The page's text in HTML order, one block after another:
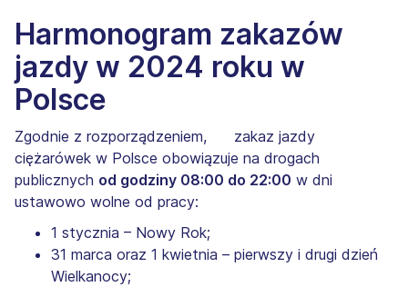
Harmonogram zakazów
jazdy w 2024 roku w
Polsce
Zgodnie z rozporządzeniem, zakaz jazdy
ciężarówek w Polsce obowiązuje na drogach
publicznych od godziny 08:00 do 22:00 w dni
ustawowo wolne od pracy:
1 stycznia – Nowy Rok;
31 marca oraz 1 kwietnia – pierwszy i drugi dzień
Wielkanocy;